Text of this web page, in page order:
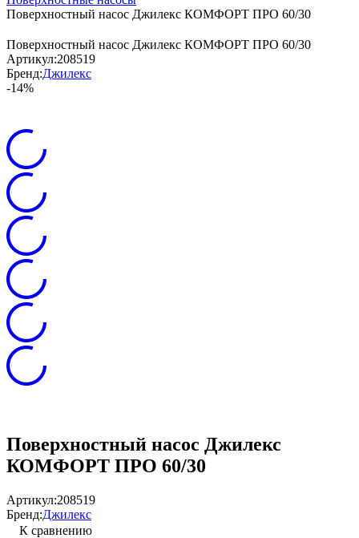
Поверхностный насос Джилекс КОМФОРТ ПРО 60/30
Поверхностный насос Джилекс КОМФОРТ ПРО 60/30
Артикул:208519
Бренд:Джилекс
-14%
Поверхностный насос Джилекс
КОМФОРТ ПРО 60/30
Артикул:208519
Бренд:Джилекс
К сравнению